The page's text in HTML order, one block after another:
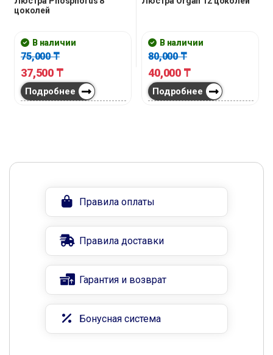
цоколей
В наличии
75,000₸
37,500 ₸
Подробнее
В наличии
80,000₸
40,000 ₸
Подробнее
Правила оплаты
Правила доставки
Гарантия и возврат
Бонусная система